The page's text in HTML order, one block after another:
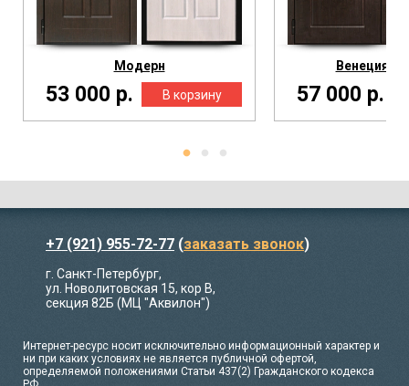
Модерн
53 000 р.
Венеция
57 000 р.
+7 (921) 955-72-77 (заказать звонок)
г. Санкт-Петербург,
ул. Новолитовская 15, кор В,
секция 82Б (МЦ "Аквилон")
Интернет-ресурс носит исключительно информационный характер и
ни при каких условиях не является публичной офертой,
определяемой положениями Статьи 437(2) Гражданского кодекса